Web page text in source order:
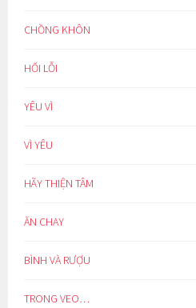
CHỒNG KHÔN
HỐI LỖI
YÊU VÌ
VÌ YÊU
HÃY THIỆN TÂM
ĂN CHAY
BÌNH VÀ RƯỢU
TRONG VEO…